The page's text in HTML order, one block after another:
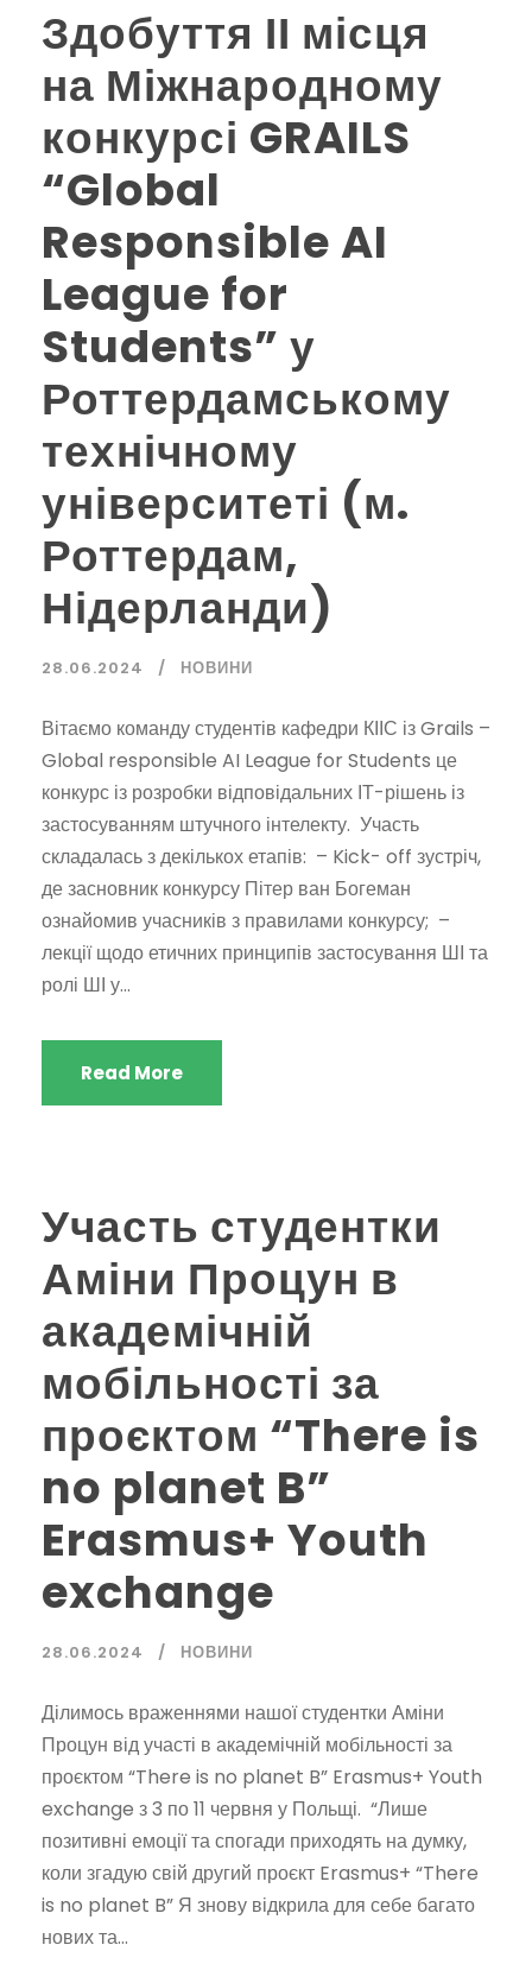
Здобуття ІІ місця
на Міжнародному
конкурсі GRAILS
“Global
Responsible AI
League for
Students” у
Роттердамському
технічному
університеті (м.
Роттердам,
Нідерланди)
28.06.2024 НОВИНИ
Вітаємо команду студентів кафедри КІІС із Grails –
Global responsible AI League for Students це
конкурс із розробки відповідальних ІТ-рішень із
застосуванням штучного інтелекту. Участь
складалась з декількох етапів: – Kick- off зустріч,
де засновник конкурсу Пітер ван Богеман
ознайомив учасників з правилами конкурсу; –
лекції щодо етичних принципів застосування ШІ та
ролі ШІ у...
Read More
Участь студентки
Аміни Процун в
академічній
мобільності за
проєктом “There is
no planet B”
Erasmus+ Youth
exchange
28.06.2024 НОВИНИ
Ділимось враженнями нашої студентки Аміни
Процун від участі в академічній мобільності за
проєктом “There is no planet B” Erasmus+ Youth
exchange з 3 по 11 червня у Польщі. “Лише
позитивні емоції та спогади приходять на думку,
коли згадую свій другий проєкт Erasmus+ “There
is no planet B” Я знову відкрила для себе багато
нових та...